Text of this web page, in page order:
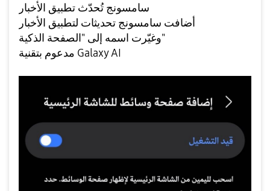
سامسونج تُحدّث تطبيق الأخبار
أضافت سامسونج تحديثات لتطبيق الأخبار
وغيّرت اسمه إلى "الصفحة الذكية"
مدعوم بتقنية Galaxy AI